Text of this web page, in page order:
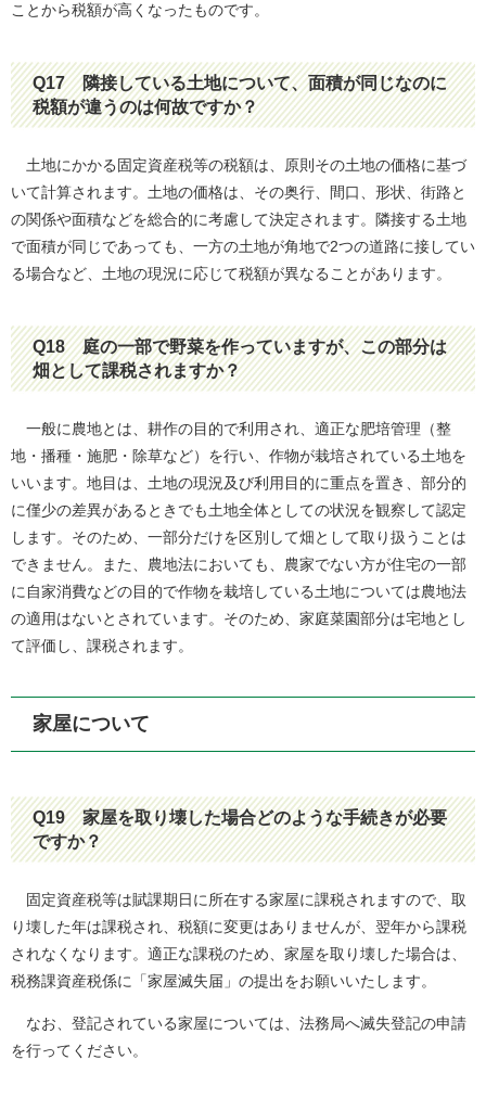
ことから税額が高くなったものです。
Q17隣接している土地について、面積が同じなのに
税額が違うのは何故ですか？
土地にかかる固定資産税等の税額は、原則その土地の価格に基づ
いて計算されます。土地の価格は、その奥行、間口、形状、街路と
の関係や面積などを総合的に考慮して決定されます。隣接する土地
で面積が同じであっても、一方の土地が角地で2つの道路に接してい
る場合など、土地の現況に応じて税額が異なることがあります。
Q18庭の一部で野菜を作っていますが、この部分は
畑として課税されますか？
一般に農地とは、耕作の目的で利用され、適正な肥培管理（整
地・播種・施肥・除草など）を行い、作物が栽培されている土地を
いいます。地目は、土地の現況及び利用目的に重点を置き、部分的
に僅少の差異があるときでも土地全体としての状況を観察して認定
します。そのため、一部分だけを区別して畑として取り扱うことは
できません。また、農地法においても、農家でない方が住宅の一部
に自家消費などの目的で作物を栽培している土地については農地法
の適用はないとされています。そのため、家庭菜園部分は宅地とし
て評価し、課税されます。
家屋について
Q19家屋を取り壊した場合どのような手続きが必要
ですか？
固定資産税等は賦課期日に所在する家屋に課税されますので、取
り壊した年は課税され、税額に変更はありませんが、翌年から課税
されなくなります。適正な課税のため、家屋を取り壊した場合は、
税務課資産税係に「家屋滅失届」の提出をお願いいたします。
なお、登記されている家屋については、法務局へ滅失登記の申請
を行ってください。